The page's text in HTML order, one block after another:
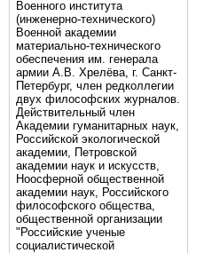
Военного института
(инженерно-технического)
Военной академии
материально-технического
обеспечения им. генерала
армии А.В. Хрелёва, г. Санкт-
Петербург, член редколлегии
двух философских журналов.
Действительный член
Академии гуманитарных наук,
Российской экологической
академии, Петровской
академии наук и искусств,
Ноосферной общественной
академии наук, Российского
философского общества,
общественной организации
"Российские ученые
социалистической